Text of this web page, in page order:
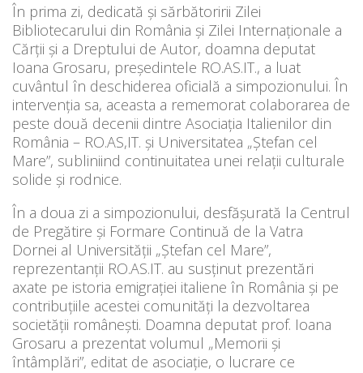
În prima zi, dedicată și sărbătoririi Zilei
Bibliotecarului din România și Zilei Internaționale a
Cărții și a Dreptului de Autor, doamna deputat
Ioana Grosaru, președintele RO.AS.IT., a luat
cuvântul în deschiderea oficială a simpozionului. În
intervenția sa, aceasta a rememorat colaborarea de
peste două decenii dintre Asociația Italienilor din
România – RO.AS,IT. și Universitatea „Ștefan cel
Mare”, subliniind continuitatea unei relații culturale
solide și rodnice.
În a doua zi a simpozionului, desfășurată la Centrul
de Pregătire și Formare Continuă de la Vatra
Dornei al Universității „Ștefan cel Mare”,
reprezentanții RO.AS.IT. au susținut prezentări
axate pe istoria emigrației italiene în România și pe
contribuțiile acestei comunități la dezvoltarea
societății românești. Doamna deputat prof. Ioana
Grosaru a prezentat volumul „Memorii și
întâmplări”, editat de asociație, o lucrare ce